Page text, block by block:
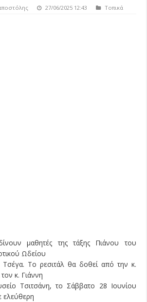
27/06/2025 12:43 Τοπικά
μαθητές της τάξης Πιάνου του
Ωδείου
Τσέγα. Το ρεσιτάλ θα δοθεί από την κ.
κ. Γιάννη
Τσιτσάνη, το Σάββατο 28 Ιουνίου
ελεύθερη